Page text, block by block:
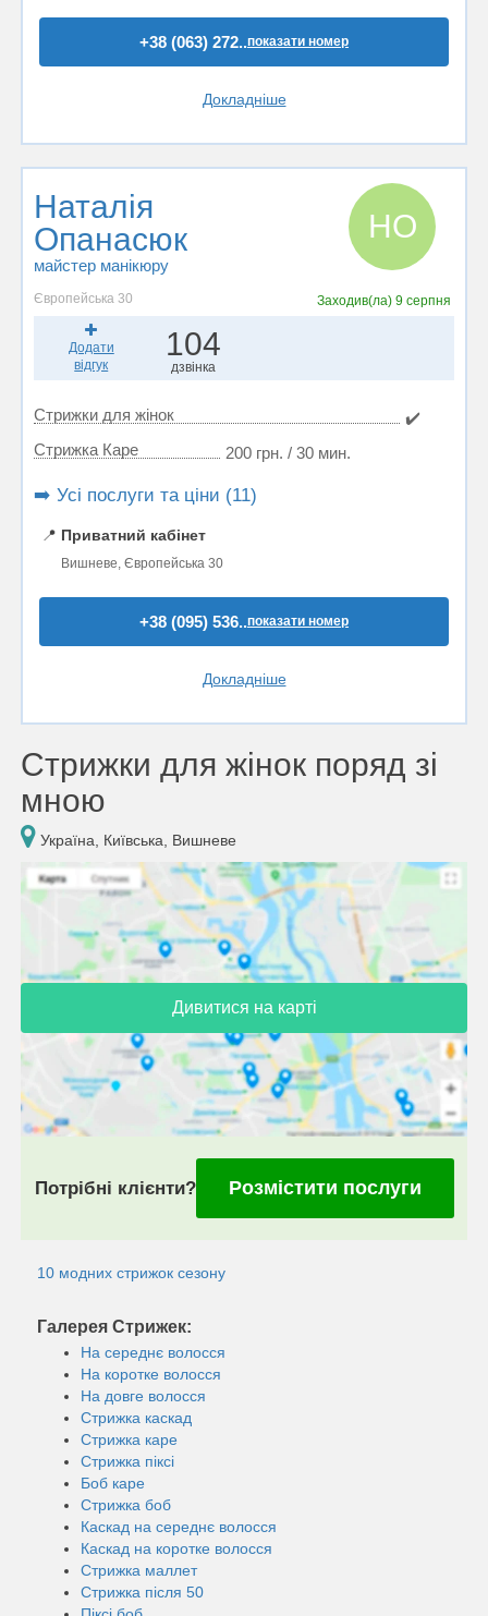
+38 (063) 272..показати номер
Докладніше
Наталія
Опанасюк
майстер манікюру
НО
Європейська 30 Заходив(ла)9 серпня
Додати
відгук
104
дзвінка
Стрижки для жінок
✔️
Стрижка Каре
200 грн. / 30 мин.
➡️ Усі послуги та ціни (11)
📍 Приватний кабінет
Вишневе, Європейська 30
+38 (095) 536..показати номер
Докладніше
Стрижки для жінок поряд зі
мною
Україна, Київська, Вишневе
Дивитися на карті
Потрібні клієнти? Розмістити послуги
10 модних стрижок сезону
Галерея Стрижек:
На середнє волосся
На коротке волосся
На довге волосся
Стрижка каскад
Стрижка каре
Стрижка піксі
Боб каре
Стрижка боб
Каскад на середнє волосся
Каскад на коротке волосся
Стрижка маллет
Стрижка після 50